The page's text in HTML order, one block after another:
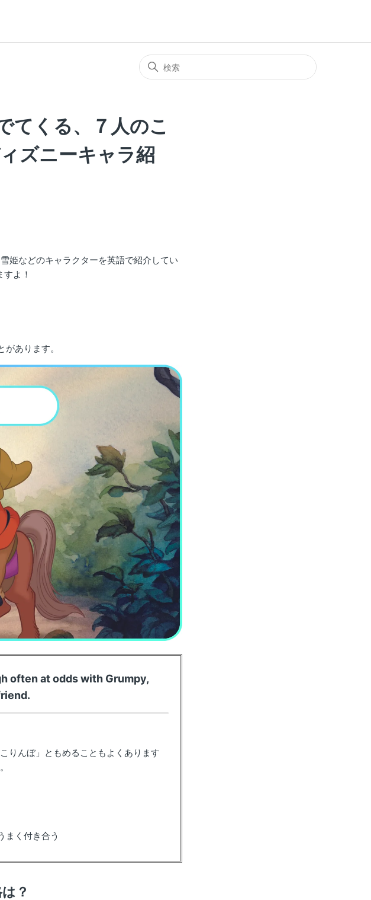
てくる、７人のこ
ズニーキャラ紹
姫などのキャラクターを英語で紹介してい
よ！
あります。
often at odds with Grumpy,
りんぼ」ともめることもよくあります
く付き合う
？